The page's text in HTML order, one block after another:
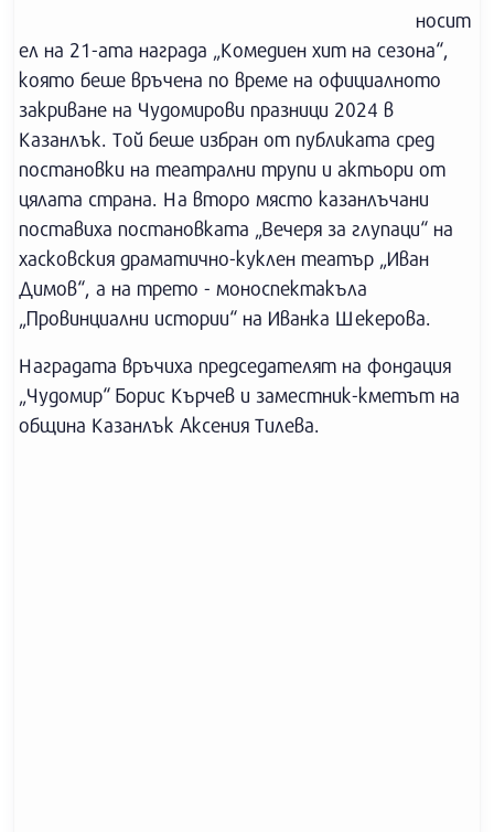
носит
ел на 21-ата награда „Комедиен хит на сезона“,
която беше връчена по време на официалното
закриване на Чудомирови празници 2024 в
Казанлък. Той беше избран от публиката сред
постановки на театрални трупи и актьори от
цялата страна. На второ място казанлъчани
поставиха постановката „Вечеря за глупаци“ на
хасковския драматично-куклен театър „Иван
Димов“, а на трето - моноспектакъла
„Провинциални истории“ на Иванка Шекерова.
Наградата връчиха председателят на фондация
„Чудомир“ Борис Кърчев и заместник-кметът на
община Казанлък Аксения Тилева.